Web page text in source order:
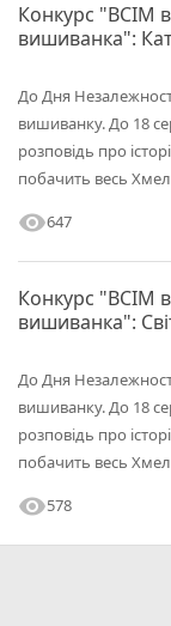
Конкурс "ВСІМ
вишиванка":
До Дня
вишиванку. До 18
розповідь про
побачить весь
visibility647
Конкурс "ВСІМ
вишиванка":
До Дня
вишиванку. До 18
розповідь про
побачить весь
visibility578